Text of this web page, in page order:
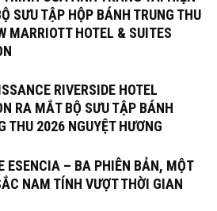
SƯU TẬP HỘP BÁNH TRUNG THU
MARRIOTT HOTEL & SUITES
RIVERSIDE HOTEL
RA MẮT BỘ SƯU TẬP BÁNH
THU 2026 NGUYỆT HƯƠNG
ESENCIA – BA PHIÊN BẢN, MỘT
NAM TÍNH VƯỢT THỜI GIAN